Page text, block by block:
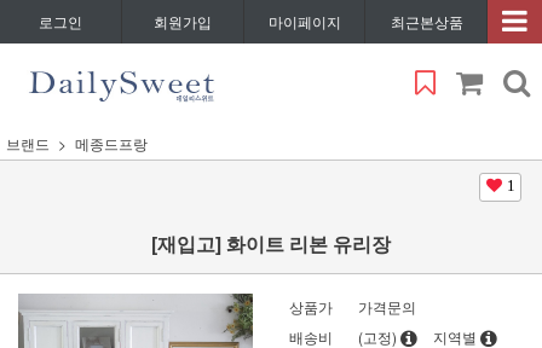
로그인 회원가입 마이페이지 최근본상품
브랜드 메종드프랑
1
[재입고] 화이트 리본 유리장
상품가
가격문의
배송비
(고정) 지역별